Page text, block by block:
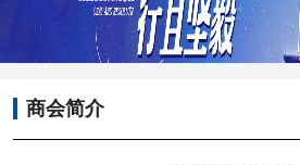
商会简介